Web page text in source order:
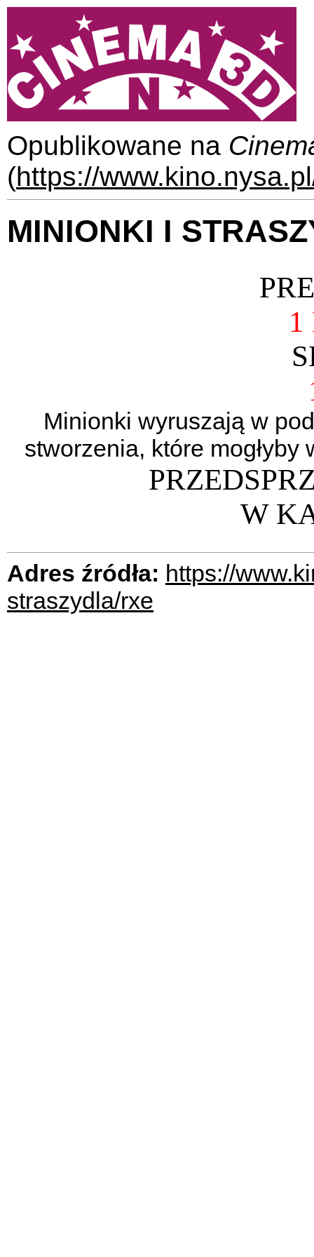
Opublikowane na
(https://
MINIONKI I
1
Minionki wyruszają w
stworzenia, które
W
Adres źródła: https://
straszydla/rxe